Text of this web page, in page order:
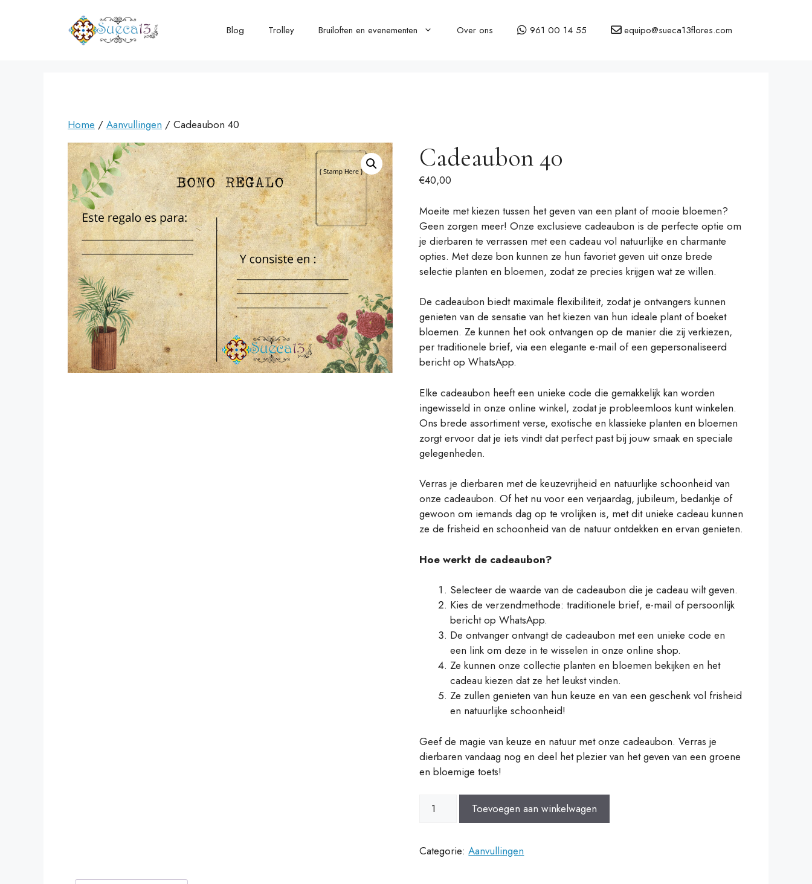
Blog Trolley Bruiloften en evenementen Over ons 961 00 14 55 equipo@sueca13flores.com
Home / Aanvullingen / Cadeaubon 40
Cadeaubon 40
€40,00
Moeite met kiezen tussen het geven van een plant of mooie bloemen?
Geen zorgen meer! Onze exclusieve cadeaubon is de perfecte optie om
je dierbaren te verrassen met een cadeau vol natuurlijke en charmante
opties. Met deze bon kunnen ze hun favoriet geven uit onze brede
selectie planten en bloemen, zodat ze precies krijgen wat ze willen.
De cadeaubon biedt maximale flexibiliteit, zodat je ontvangers kunnen
genieten van de sensatie van het kiezen van hun ideale plant of boeket
bloemen. Ze kunnen het ook ontvangen op de manier die zij verkiezen,
per traditionele brief, via een elegante e-mail of een gepersonaliseerd
bericht op WhatsApp.
Elke cadeaubon heeft een unieke code die gemakkelijk kan worden
ingewisseld in onze online winkel, zodat je probleemloos kunt winkelen.
Ons brede assortiment verse, exotische en klassieke planten en bloemen
zorgt ervoor dat je iets vindt dat perfect past bij jouw smaak en speciale
gelegenheden.
Verras je dierbaren met de keuzevrijheid en natuurlijke schoonheid van
onze cadeaubon. Of het nu voor een verjaardag, jubileum, bedankje of
gewoon om iemands dag op te vrolijken is, met dit unieke cadeau kunnen
ze de frisheid en schoonheid van de natuur ontdekken en ervan genieten.
Hoe werkt de cadeaubon?
Selecteer de waarde van de cadeaubon die je cadeau wilt geven.
Kies de verzendmethode: traditionele brief, e-mail of persoonlijk
bericht op WhatsApp.
De ontvanger ontvangt de cadeaubon met een unieke code en
een link om deze in te wisselen in onze online shop.
Ze kunnen onze collectie planten en bloemen bekijken en het
cadeau kiezen dat ze het leukst vinden.
Ze zullen genieten van hun keuze en van een geschenk vol frisheid
en natuurlijke schoonheid!
Geef de magie van keuze en natuur met onze cadeaubon. Verras je
dierbaren vandaag nog en deel het plezier van het geven van een groene
en bloemige toets!
Bono
Regalo
aantal
Toevoegen aan winkelwagen
Categorie:Aanvullingen